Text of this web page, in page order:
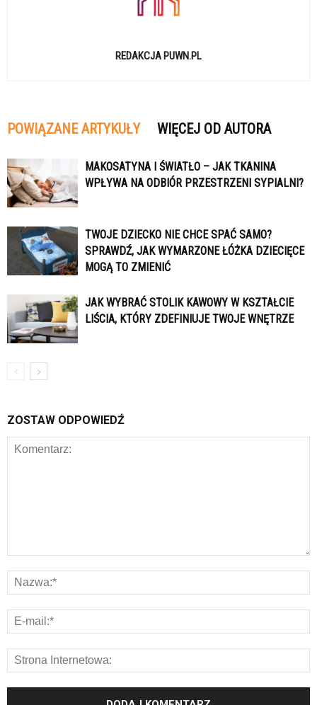
REDAKCJA PUWN.PL
POWIĄZANE ARTYKUŁY WIĘCEJ OD AUTORA
MAKOSATYNA I ŚWIATŁO – JAK TKANINA
WPŁYWA NA ODBIÓR PRZESTRZENI SYPIALNI?
TWOJE DZIECKO NIE CHCE SPAĆ SAMO?
SPRAWDŹ, JAK WYMARZONE ŁÓŻKA DZIECIĘCE
MOGĄ TO ZMIENIĆ
JAK WYBRAĆ STOLIK KAWOWY W KSZTAŁCIE
LIŚCIA, KTÓRY ZDEFINIUJE TWOJE WNĘTRZE
ZOSTAW ODPOWIEDŹ